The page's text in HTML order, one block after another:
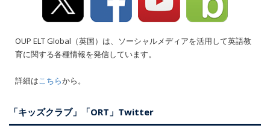
OUP ELT Global（英国）は、ソーシャルメディアを活用して英語教
育に関する各種情報を発信しています。
詳細はこちらから。
「キッズクラブ」「ORT」Twitter